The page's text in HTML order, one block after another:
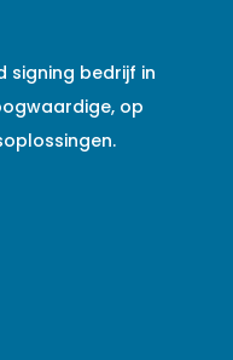
signing bedrijf in
op